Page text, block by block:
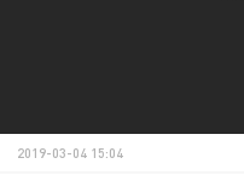
2019-03-04 15:04